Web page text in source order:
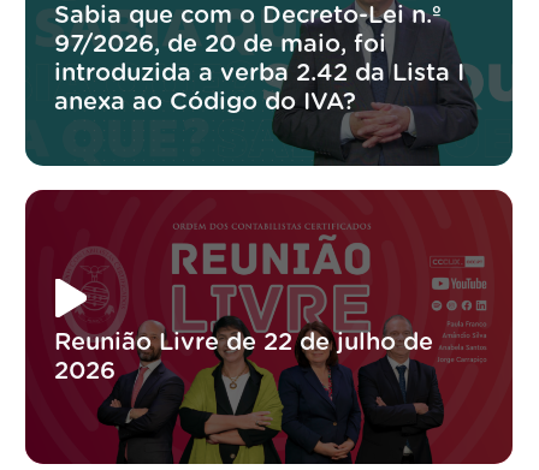
Sabia que com o Decreto-Lei n.º
97/2026, de 20 de maio, foi
introduzida a verba 2.42 da Lista I
anexa ao Código do IVA?
Reunião Livre de 22 de julho de
2026